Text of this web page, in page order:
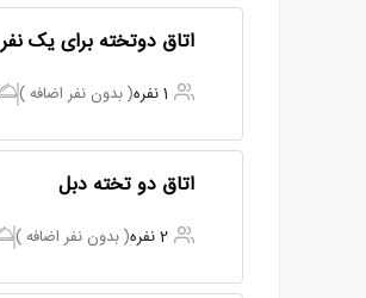
اتاق دوتخته برای یک نفر
1 نفره ( بدون نفر اضافه )
اتاق دو تخته دبل
2 نفره ( بدون نفر اضافه )